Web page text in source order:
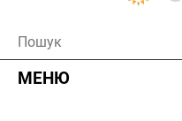
МЕНЮ